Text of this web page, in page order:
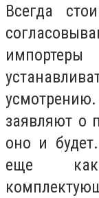
Всегда
заявляют о
оно и
еще